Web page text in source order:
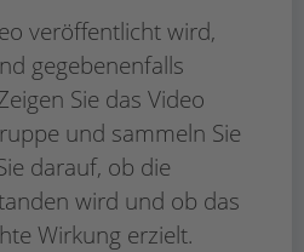
veröffentlicht wird,
gegebenenfalls
Sie das Video
und sammeln Sie
darauf, ob die
wird und ob das
Wirkung erzielt.